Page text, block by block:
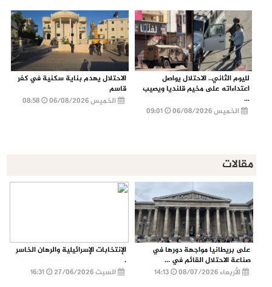
لليوم الثاني.. الاحتلال يواصل
اعتداءاته على مخيم قلنديا ويصيب
...
الخميس 06/08/2026
الاحتلال يهدم بناية سكنية في كفر
قاسم
الخميس 06/08/2026
08:58
مقالات
على بريطانيا مواجهة دورها في
صناعة الاحتلال القائم في ...
الأربعاء 08/07/2026
الإنتخابات الإسرائيلية والرهان الخاسر
.
السبت 27/06/2026
16:31